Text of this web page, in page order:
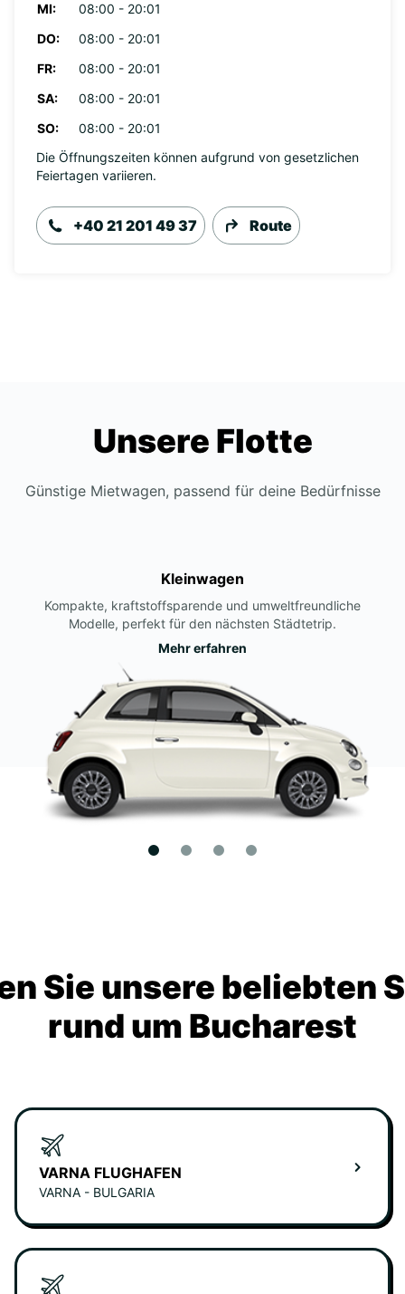
MI:
08:00 - 20:01
DO:
08:00 - 20:01
FR:
08:00 - 20:01
SA:
08:00 - 20:01
SO:
08:00 - 20:01
Die Öffnungszeiten können aufgrund von gesetzlichen
Feiertagen variieren.
+40 21 201 49 37 Route
Unsere Flotte
Günstige Mietwagen, passend für deine Bedürfnisse
Kleinwagen
Kompakte, kraftstoffsparende und umweltfreundliche
Modelle, perfekt für den nächsten Städtetrip.
Mehr erfahren
Sie unsere beliebten
rund um Bucharest
VARNA FLUGHAFEN
VARNA - BULGARIA